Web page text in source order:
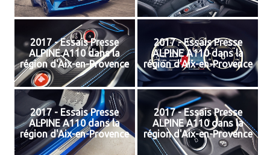
2017 - Essais Presse
ALPINE A110 dans la
région d'Aix-en-Provence
2017 - Essais Presse
ALPINE A110 dans la
région d'Aix-en-Provence
2017 - Essais Presse
ALPINE A110 dans la
région d'Aix-en-Provence
2017 - Essais Presse
ALPINE A110 dans la
région d'Aix-en-Provence